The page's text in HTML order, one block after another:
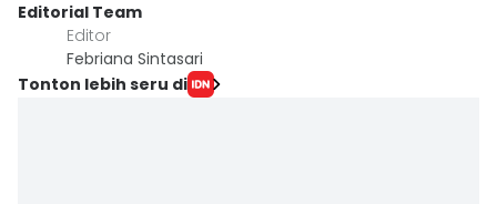
Editorial Team
Editor
Febriana Sintasari
Tonton lebih seru di